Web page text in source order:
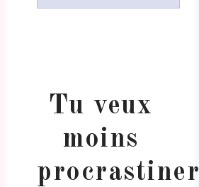
Tu veux
moins
procrastiner